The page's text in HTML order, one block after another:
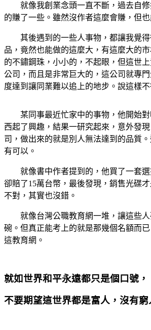
就像我創業念頭一直不斷，過去自修
的賺了一些。雖然沒作者這麼會賺，但也
其後遇到的一些人事物，都讓我覺得
品，竟然也能做的這麼大，有這麼大的
的不鏽鋼珠，小小的，不起眼，但這世
公司，而且是非常巨大的，這公司就專
度達到讓同業難以追上的地步。說這樣
某同事最近忙家中的事物，他開始對
西起了興趣，結果一研究起來，意外發
司，做出來的就是別人無法達到的品質
有可以。
就像書中作者提到的，他買了一套選
卻賠了15萬台幣，最後發現，銷售光碟
不對，其實也沒錯。
就像台灣公職教育網一堆，讓這些人
碗。但真正能考上的就是那幾個名額而
這教育網。
就如世界和平永遠都只是個口號，
不要期望這世界都是富人，沒有窮